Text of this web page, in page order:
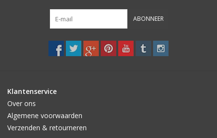
ABONNEER
Klantenservice
Over ons
Algemene voorwaarden
Verzenden & retourneren